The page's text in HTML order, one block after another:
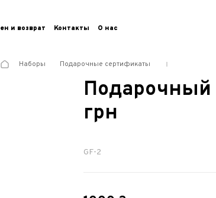
и возврат Контакты О нас
Наборы Подарочные сертификаты
Подарочный
грн
GF-2